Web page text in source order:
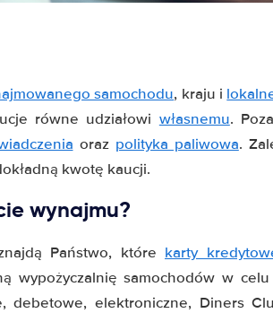
samochodu, kraju i
równe udziałowi własnemu.
oraz polityka paliwowa.
kwotę kaucji.
wynajmu?
Państwo, które karty
wypożyczalnię samochodów w
debetowe, elektroniczne, Diners